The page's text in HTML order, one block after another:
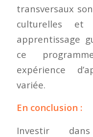
transversaux
culturelles et
apprentissage
ce
expérience
variée.
En conclusion :
Investir